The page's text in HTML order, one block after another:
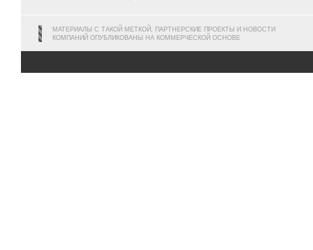
МАТЕРИАЛЫ С ТАКОЙ МЕТКОЙ, ПАРТНЕРСКИЕ ПРОЕКТЫ И НОВОСТИ
КОМПАНИЙ ОПУБЛИКОВАНЫ НА КОММЕРЧЕСКОЙ ОСНОВЕ